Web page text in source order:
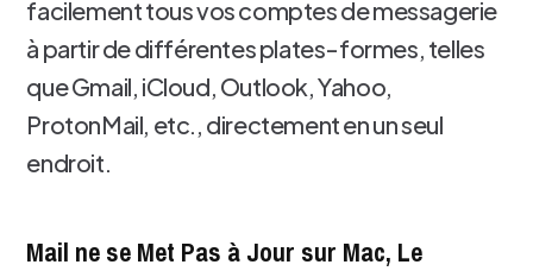
facilement tous vos comptes de messagerie
à partir de différentes plates-formes, telles
que Gmail, iCloud, Outlook, Yahoo,
ProtonMail, etc., directement en un seul
endroit.
Mail ne se Met Pas à Jour sur Mac, Le